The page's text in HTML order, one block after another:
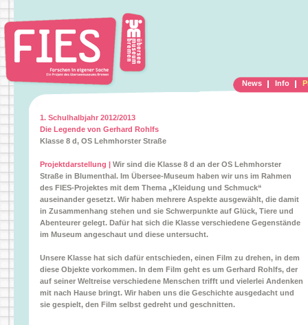
News Info
1. Schulhalbjahr 2012/2013
Die Legende von Gerhard Rohlfs
Klasse 8 d, OS Lehmhorster Straße
Projektdarstellung | Wir sind die Klasse 8 d an der OS Lehmhorster
Straße in Blumenthal. Im Übersee-Museum haben wir uns im Rahmen
des FIES-Projektes mit dem Thema „Kleidung und Schmuck“
auseinander gesetzt. Wir haben mehrere Aspekte ausgewählt, die damit
in Zusammenhang stehen und sie Schwerpunkte auf Glück, Tiere und
Abenteurer gelegt. Dafür hat sich die Klasse verschiedene Gegenstände
im Museum angeschaut und diese untersucht.
Unsere Klasse hat sich dafür entschieden, einen Film zu drehen, in dem
diese Objekte vorkommen. In dem Film geht es um Gerhard Rohlfs, der
auf seiner Weltreise verschiedene Menschen trifft und vielerlei Andenken
mit nach Hause bringt. Wir haben uns die Geschichte ausgedacht und
sie gespielt, den Film selbst gedreht und geschnitten.